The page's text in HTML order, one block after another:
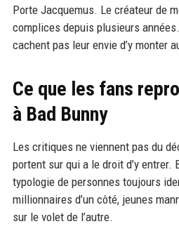
Porte Jacquemus. Le créateur de
complices depuis plusieurs
cachent pas leur envie d’y monter
Ce que les fans
à Bad Bunny
Les critiques ne viennent pas du
portent sur qui a le droit d’y entrer.
typologie de personnes toujours
millionnaires d’un côté, jeunes
sur le volet de l’autre.